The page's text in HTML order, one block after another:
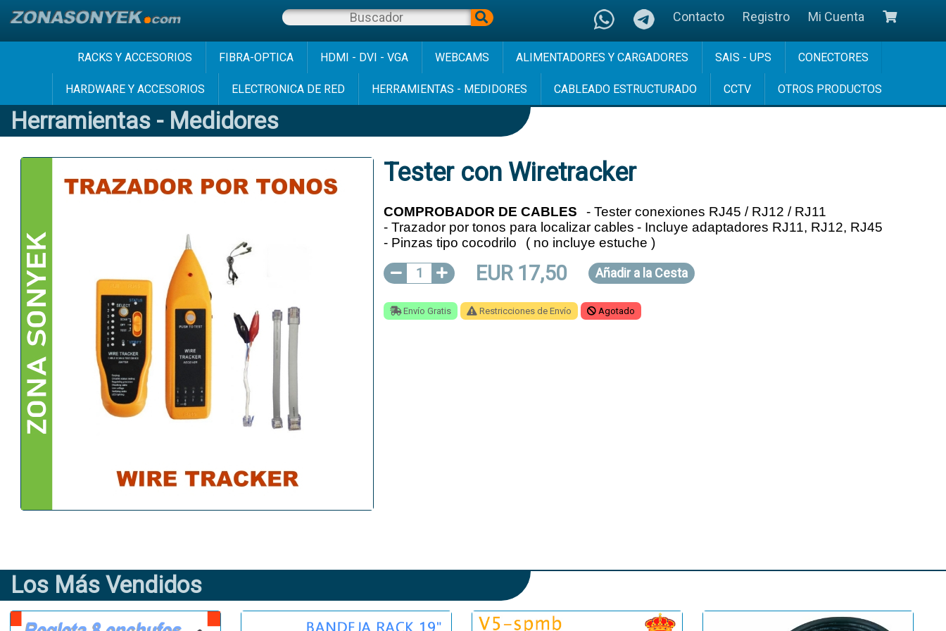
Mi Cuenta
Registro
Contacto
RACKS Y ACCESORIOS FIBRA-OPTICA HDMI - DVI - VGA WEBCAMS ALIMENTADORES Y CARGADORES SAIS - UPS CONECTORES
HARDWARE Y ACCESORIOS ELECTRONICA DE RED HERRAMIENTAS - MEDIDORES CABLEADO ESTRUCTURADO CCTV OTROS PRODUCTOS
Herramientas - Medidores
Tester con Wiretracker
COMPROBADOR DE CABLES
- Tester conexiones RJ45 / RJ12 / RJ11
- Trazador por tonos para localizar cables - Incluye adaptadores RJ11, RJ12, RJ45
- Pinzas tipo cocodrilo
( no incluye estuche )
1 EUR 17,50 Añadira la Cesta
Envío Gratis Restricciones de Envío Agotado
Los Más Vendidos